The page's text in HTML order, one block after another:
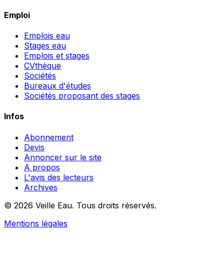
Emploi
Emplois eau
Stages eau
Emplois et stages
CVthèque
Sociétés
Bureaux d'études
Sociétés proposant des stages
Infos
Abonnement
Devis
Annoncer sur le site
A propos
L'avis des lecteurs
Archives
© 2026 Veille Eau. Tous droits réservés.
Mentions légales